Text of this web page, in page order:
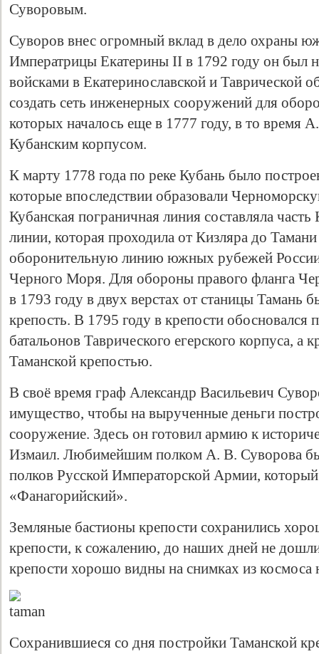
Суворовым.
Суворов внес огромный вклад в дело охраны
Императрицы Екатерины II в 1792 году он был
войсками в Екатеринославской и Таврической
создать сеть инженерных сооружений для
которых началось еще в 1777 году, в то время
Кубанским корпусом.
К марту 1778 года по реке Кубань было
которые впоследствии образовали
Кубанская пограничная линия составляла
линии, которая проходила от Кизляра до
оборонительную линию южных рубежей
Черного Моря. Для обороны правого фланга
в 1793 году в двух верстах от станицы Тамань
крепость. В 1795 году в крепости обосновался
батальонов Таврического егерского корпуса, а
Таманской крепостью.
В своё время граф Александр Васильевич
имущество, чтобы на вырученные деньги
сооружение. Здесь он готовил армию к
Измаил. Любимейшим полком А. В. Суворова
полков Русской Императорской Армии, который
«Фанагорийский».
Земляные бастионы крепости сохранились
крепости, к сожалению, до наших дней не
крепости хорошо видны на снимках из космоса
Сохранившиеся со дня постройки Таманской
Свидетельство